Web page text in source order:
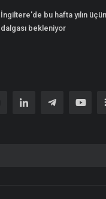
İngiltere'de bu hafta yılın
dalgası bekleniyor